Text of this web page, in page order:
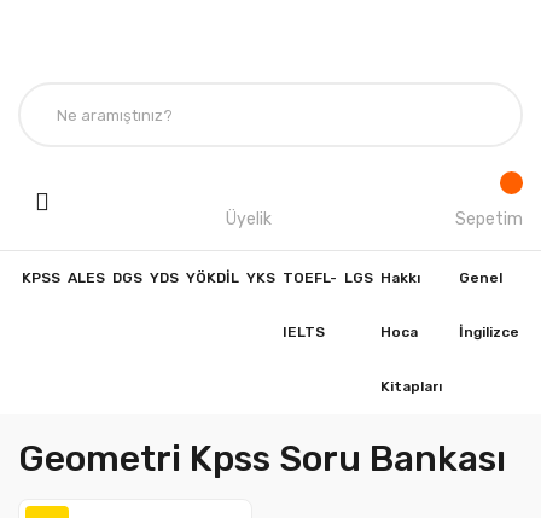
Üyelik Sepetim
KPSS ALES DGS YDS YÖKDİL YKS TOEFL-
IELTS
LGS Hakkı
Hoca
Kitapları
Genel
İngilizce
Geometri Kpss Soru Bankası